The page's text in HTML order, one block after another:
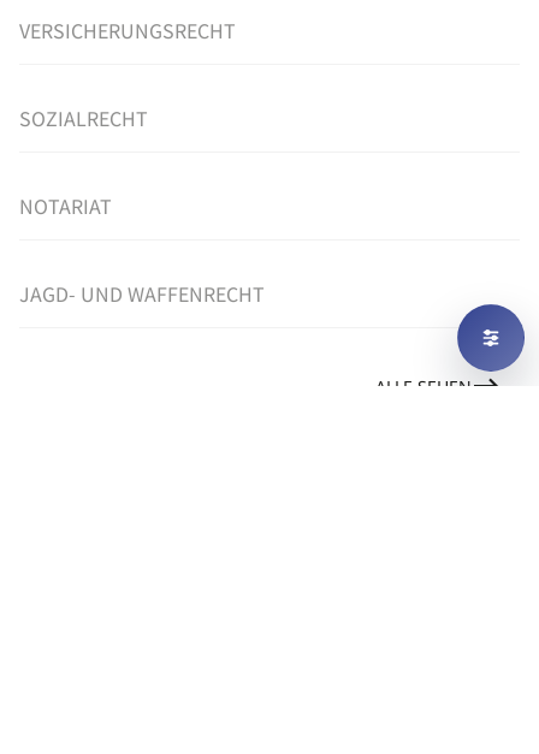
VERSICHERUNGSRECHT
SOZIALRECHT
NOTARIAT
JAGD- UND WAFFENRECHT
ALLE SEHEN